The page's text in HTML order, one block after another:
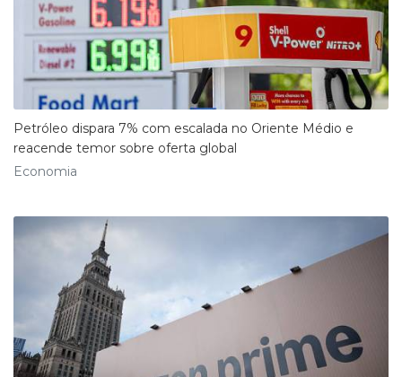
Petróleo dispara 7% com escalada no Oriente Médio e
reacende temor sobre oferta global
Economia